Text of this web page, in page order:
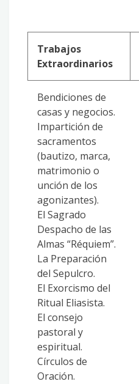
Trabajos
Extraordinarios
Bendiciones de
casas y negocios.
Impartición de
sacramentos
(bautizo, marca,
matrimonio o
unción de los
agonizantes).
El Sagrado
Despacho de las
Almas “Réquiem”.
La Preparación
del Sepulcro.
El Exorcismo del
Ritual Eliasista.
El consejo
pastoral y
espiritual.
Círculos de
Oración.